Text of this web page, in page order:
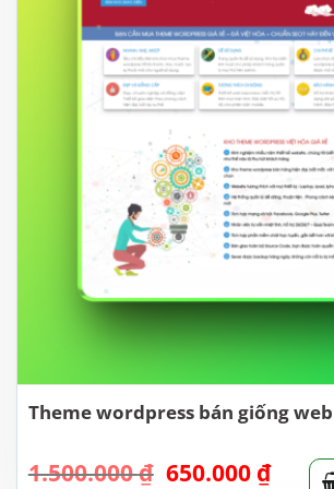
Theme wordpress bán giống
1.500.000₫ Giá
650.000 ₫Giá